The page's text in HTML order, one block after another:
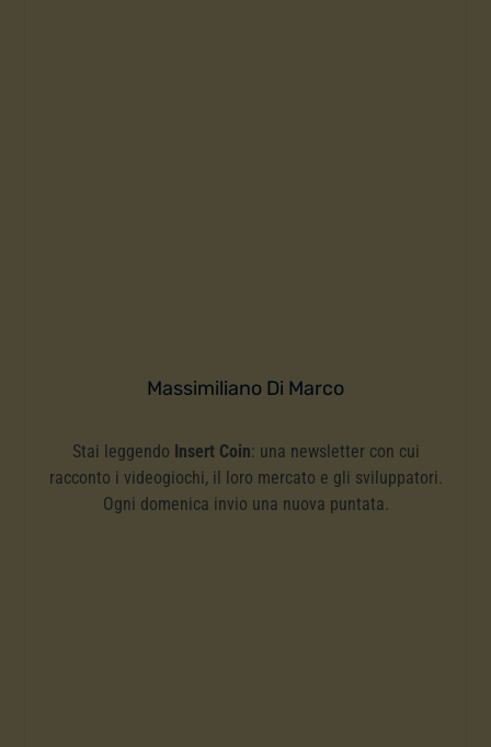
Massimiliano Di Marco
Stai leggendo Insert Coin: una newsletter con cui
racconto i videogiochi, il loro mercato e gli sviluppatori.
Ogni domenica invio una nuova puntata.